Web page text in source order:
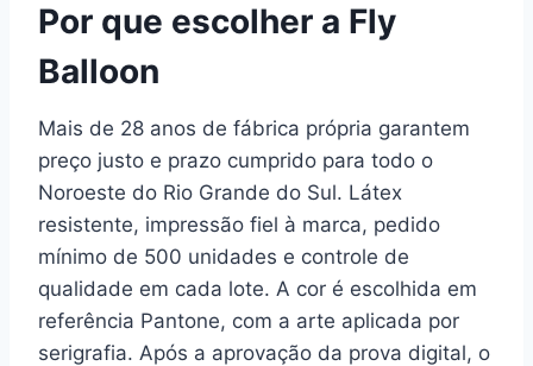
Por que escolher a Fly
Balloon
Mais de 28 anos de fábrica própria garantem
preço justo e prazo cumprido para todo o
Noroeste do Rio Grande do Sul. Látex
resistente, impressão fiel à marca, pedido
mínimo de 500 unidades e controle de
qualidade em cada lote. A cor é escolhida em
referência Pantone, com a arte aplicada por
serigrafia. Após a aprovação da prova digital, o